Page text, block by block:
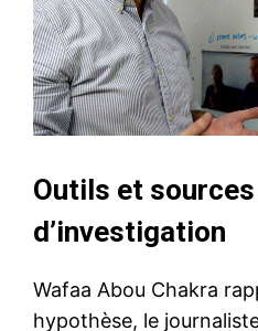
Outils et
d’investigation
Wafaa Abou Chakra
hypothèse, le